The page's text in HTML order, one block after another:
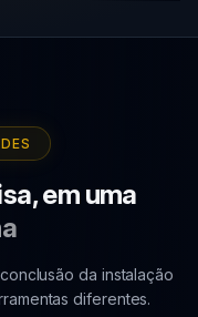
em uma
da instalação
diferentes.